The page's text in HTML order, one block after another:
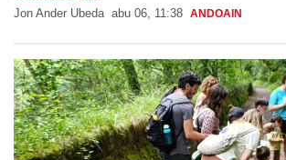
Jon Ander Ubeda abu 06, 11:38 ANDOAIN